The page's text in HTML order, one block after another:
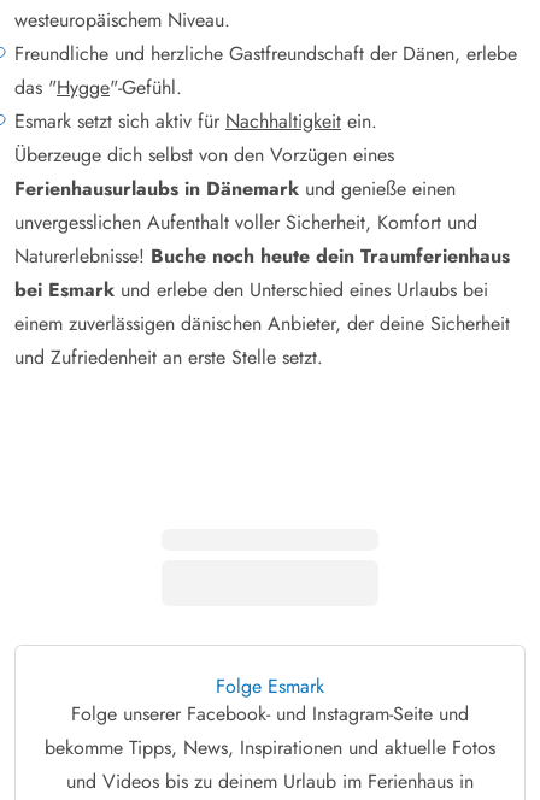
westeuropäischem Niveau.
Freundliche und herzliche Gastfreundschaft der Dänen, erlebe
das "Hygge"-Gefühl.
Esmark setzt sich aktiv für Nachhaltigkeit ein.
Überzeuge dich selbst von den Vorzügen eines
Ferienhausurlaubs in Dänemark und genieße einen
unvergesslichen Aufenthalt voller Sicherheit, Komfort und
Naturerlebnisse! Buche noch heute dein Traumferienhaus
bei Esmark und erlebe den Unterschied eines Urlaubs bei
einem zuverlässigen dänischen Anbieter, der deine Sicherheit
und Zufriedenheit an erste Stelle setzt.
Folge Esmark
Folge unserer Facebook- und Instagram-Seite und
bekomme Tipps, News, Inspirationen und aktuelle Fotos
und Videos bis zu deinem Urlaub im Ferienhaus in